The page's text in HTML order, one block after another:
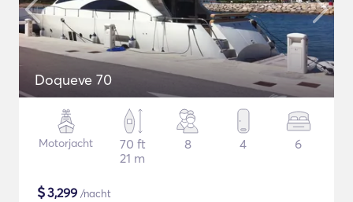
Doqueve 70
Motorjacht
70 ft
21 m
8 4 6
$3,299 /nacht